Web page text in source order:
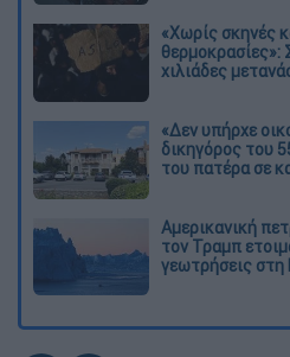
«Χωρίς σκηνές
θερμοκρασίες»:
χιλιάδες
«Δεν υπήρχε
δικηγόρος του
του πατέρα σε
Αμερικανική
τον Τραμπ
γεωτρήσεις στη